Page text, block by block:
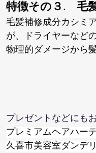
特徴その３.　毛
毛髪補修成分カシミ
が、ドライヤーなど
物理的ダメージから
プレゼントなどにも
プレミアムヘアハー
久喜市美容室ダンデ